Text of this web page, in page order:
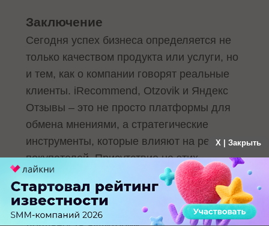
Заключение
Сегодня успех бизнеса определяется не
только качеством продукта или услуги, но
и тем, как о компании говорят реальные
клиенты. iRecommend, Otzovik и Яндекс
Отзывы – это не просто платформы для
обмена мнениями, а стратегические
инструменты, которые влияют на решения
покупателей. Присутствие на этих
ресурсах дает бренду возможность быть
заметным, управлять обратной связью,
формировать доверие и укреплять
X | Закрыть